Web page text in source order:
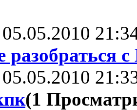
разобраться
(1